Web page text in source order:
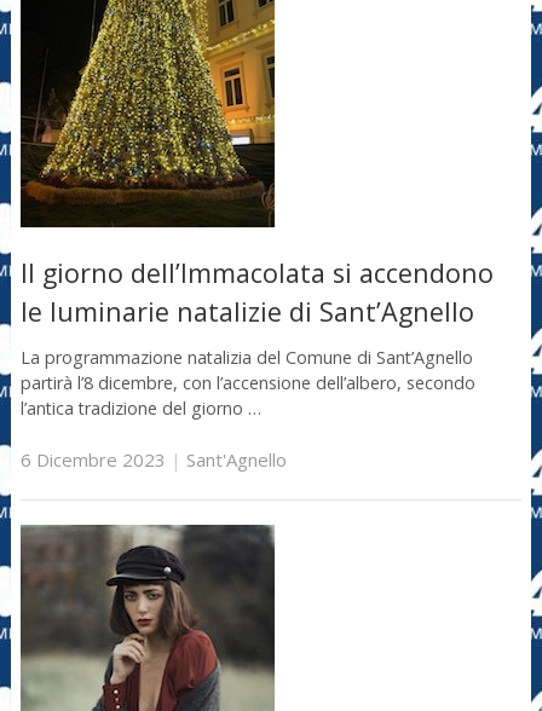
Il giorno dell’Immacolata si accendono
le luminarie natalizie di Sant’Agnello
La programmazione natalizia del Comune di Sant’Agnello
partirà l’8 dicembre, con l’accensione dell’albero, secondo
l’antica tradizione del giorno …
6 Dicembre 2023 | Sant'Agnello